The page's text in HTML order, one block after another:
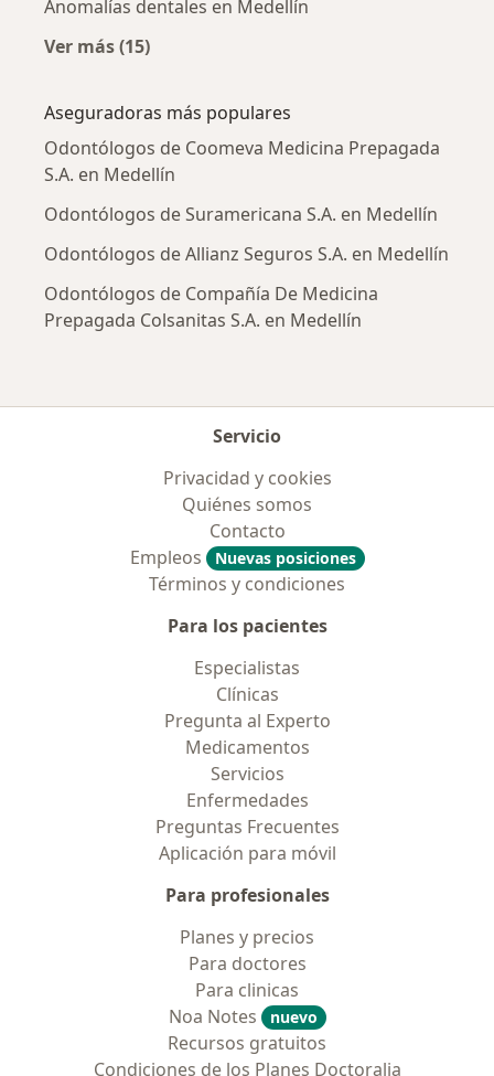
Anomalías dentales en Medellín
Ver más (15)
Aseguradoras más populares
Odontólogos de Coomeva Medicina Prepagada
S.A. en Medellín
Odontólogos de Suramericana S.A. en Medellín
Odontólogos de Allianz Seguros S.A. en Medellín
Odontólogos de Compañía De Medicina
Prepagada Colsanitas S.A. en Medellín
Servicio
Privacidad y cookies
Quiénes somos
Contacto
Empleos
Nuevas posiciones
Términos y condiciones
Para los pacientes
Especialistas
Clínicas
Pregunta al Experto
Medicamentos
Servicios
Enfermedades
Preguntas Frecuentes
Aplicación para móvil
Para profesionales
Planes y precios
Para doctores
Para clinicas
Noa Notes
nuevo
Recursos gratuitos
Condiciones de los Planes Doctoralia